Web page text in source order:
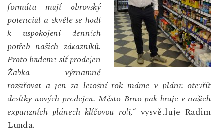
formátu mají obrovský
potenciál a skvěle se hodí
k uspokojení denních
potřeb našich zákazníků.
Proto budeme síť prodejen
Žabka významně
rozšiřovat a jen za letošní rok máme v plánu otevřít
desítky nových prodejen. Město Brno pak hraje v našich
expanzních plánech klíčovou roli,“vysvětluje Radim
Lunda.